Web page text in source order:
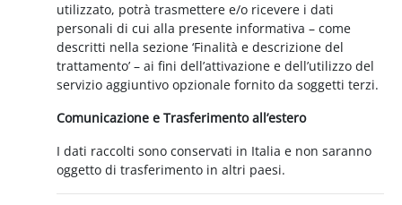
utilizzato, potrà trasmettere e/o ricevere i dati
personali di cui alla presente informativa – come
descritti nella sezione ‘Finalità e descrizione del
trattamento’ – ai fini dell’attivazione e dell’utilizzo del
servizio aggiuntivo opzionale fornito da soggetti terzi.
Comunicazione e Trasferimento all’estero
I dati raccolti sono conservati in Italia e non saranno
oggetto di trasferimento in altri paesi.